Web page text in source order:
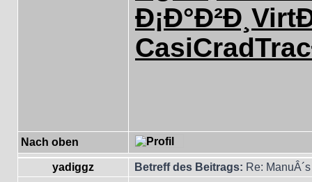
Ð¡Ð°Ð²Ð¸ Virt
CasiCradTrac
Nach oben
yadiggz Betreff des Beitrags: Re: